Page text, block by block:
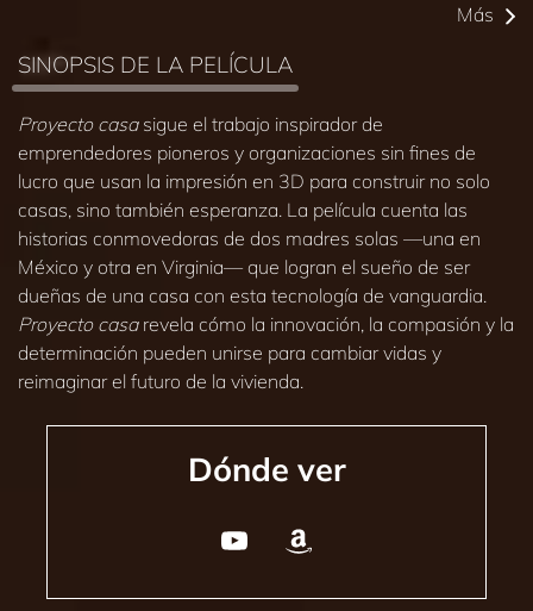
Más
SINOPSIS DE LA PELÍCULA
Proyecto casasigue el trabajo inspirador de
emprendedores pioneros y organizaciones sin fines de
lucro que usan la impresión en 3D para construir no solo
casas, sino también esperanza. La película cuenta las
historias conmovedoras de dos madres solas —una en
México y otra en Virginia— que logran el sueño de ser
dueñas de una casa con esta tecnología de vanguardia.
Proyecto casarevela cómo la innovación, la compasión y la
determinación pueden unirse para cambiar vidas y
reimaginar el futuro de la vivienda.
Dónde ver